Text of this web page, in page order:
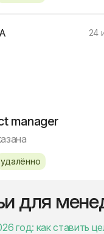
24
manager
удалённо
для
год: как ставить